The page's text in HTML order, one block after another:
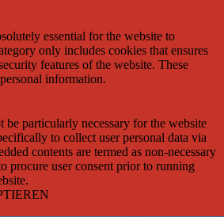
essential for the website to
only includes cookies that ensures
features of the website. These
information.
particularly necessary for the website
to collect user personal data via
contents are termed as non-necessary
procure user consent prior to running